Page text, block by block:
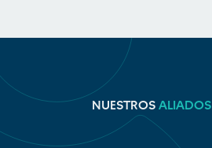
NUESTROS ALIADOS